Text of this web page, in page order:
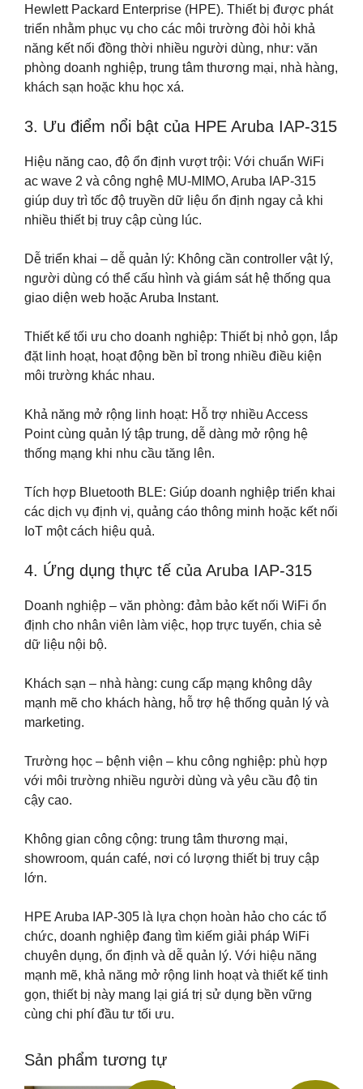
Hewlett Packard Enterprise (HPE). Thiết bị được phát
triển nhằm phục vụ cho các môi trường đòi hỏi khả
năng kết nối đồng thời nhiều người dùng, như: văn
phòng doanh nghiệp, trung tâm thương mại, nhà hàng,
khách sạn hoặc khu học xá.
3. Ưu điểm nổi bật của HPE Aruba IAP-315
Hiệu năng cao, độ ổn định vượt trội: Với chuẩn WiFi
ac wave 2 và công nghệ MU-MIMO, Aruba IAP-315
giúp duy trì tốc độ truyền dữ liệu ổn định ngay cả khi
nhiều thiết bị truy cập cùng lúc.
Dễ triển khai – dễ quản lý: Không cần controller vật lý,
người dùng có thể cấu hình và giám sát hệ thống qua
giao diện web hoặc Aruba Instant.
Thiết kế tối ưu cho doanh nghiệp: Thiết bị nhỏ gọn, lắp
đặt linh hoạt, hoạt động bền bỉ trong nhiều điều kiện
môi trường khác nhau.
Khả năng mở rộng linh hoạt: Hỗ trợ nhiều Access
Point cùng quản lý tập trung, dễ dàng mở rộng hệ
thống mạng khi nhu cầu tăng lên.
Tích hợp Bluetooth BLE: Giúp doanh nghiệp triển khai
các dịch vụ định vị, quảng cáo thông minh hoặc kết nối
IoT một cách hiệu quả.
4. Ứng dụng thực tế của Aruba IAP-315
Doanh nghiệp – văn phòng: đảm bảo kết nối WiFi ổn
định cho nhân viên làm việc, họp trực tuyến, chia sẻ
dữ liệu nội bộ.
Khách sạn – nhà hàng: cung cấp mạng không dây
mạnh mẽ cho khách hàng, hỗ trợ hệ thống quản lý và
marketing.
Trường học – bệnh viện – khu công nghiệp: phù hợp
với môi trường nhiều người dùng và yêu cầu độ tin
cậy cao.
Không gian công cộng: trung tâm thương mại,
showroom, quán café, nơi có lượng thiết bị truy cập
lớn.
HPE Aruba IAP-305 là lựa chọn hoàn hảo cho các tổ
chức, doanh nghiệp đang tìm kiếm giải pháp WiFi
chuyên dụng, ổn định và dễ quản lý. Với hiệu năng
mạnh mẽ, khả năng mở rộng linh hoạt và thiết kế tinh
gọn, thiết bị này mang lại giá trị sử dụng bền vững
cùng chi phí đầu tư tối ưu.
Sản phẩm tương tự